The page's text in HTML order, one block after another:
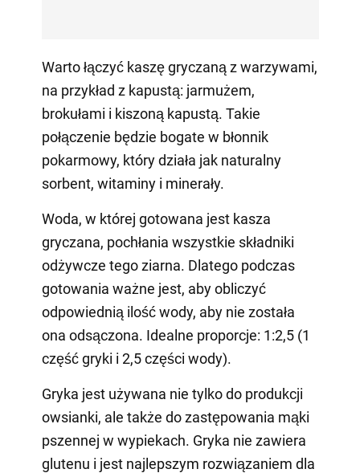
Warto łączyć kaszę gryczaną z warzywami,
na przykład z kapustą: jarmużem,
brokułami i kiszoną kapustą. Takie
połączenie będzie bogate w błonnik
pokarmowy, który działa jak naturalny
sorbent, witaminy i minerały.
Woda, w której gotowana jest kasza
gryczana, pochłania wszystkie składniki
odżywcze tego ziarna. Dlatego podczas
gotowania ważne jest, aby obliczyć
odpowiednią ilość wody, aby nie została
ona odsączona. Idealne proporcje: 1:2,5 (1
część gryki i 2,5 części wody).
Gryka jest używana nie tylko do produkcji
owsianki, ale także do zastępowania mąki
pszennej w wypiekach. Gryka nie zawiera
glutenu i jest najlepszym rozwiązaniem dla